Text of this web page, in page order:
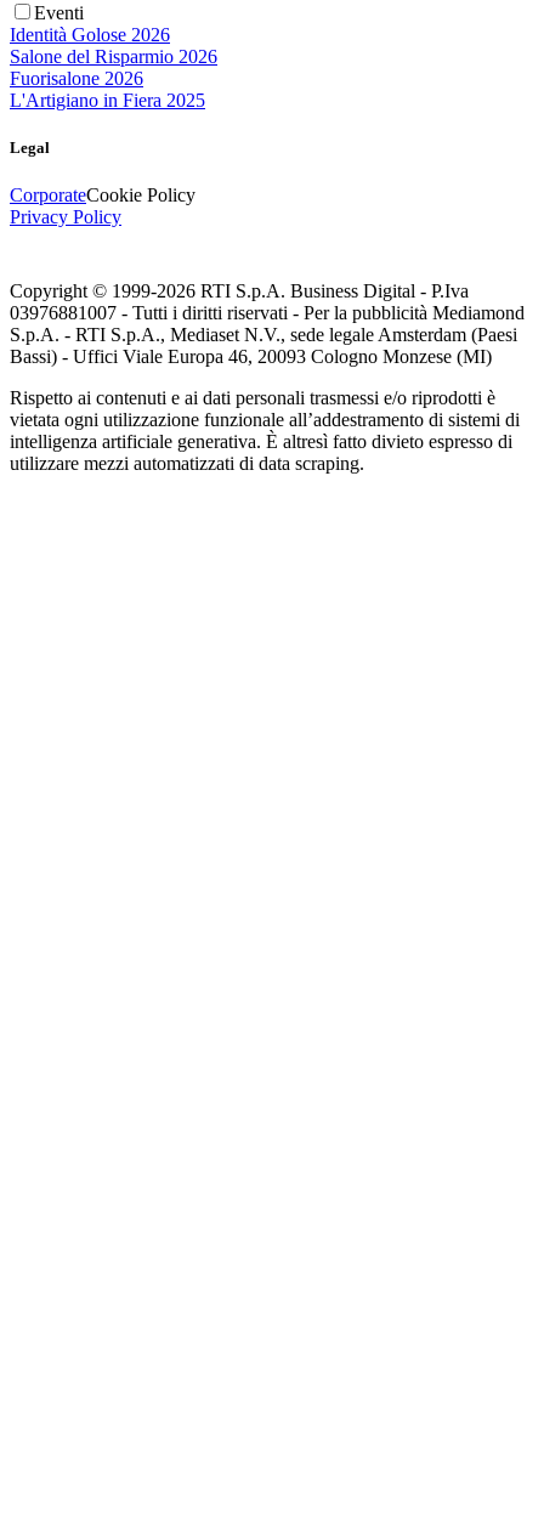
Eventi
Identità Golose 2026
Salone del Risparmio 2026
Fuorisalone 2026
L'Artigiano in Fiera 2025
Legal
CorporateCookie Policy
Privacy Policy
Copyright © 1999-2026 RTI S.p.A. Business Digital - P.Iva
03976881007 - Tutti i diritti riservati - Per la pubblicità Mediamond
S.p.A. - RTI S.p.A., Mediaset N.V., sede legale Amsterdam (Paesi
Bassi) - Uffici Viale Europa 46, 20093 Cologno Monzese (MI)
Rispetto ai contenuti e ai dati personali trasmessi e/o riprodotti è
vietata ogni utilizzazione funzionale all’addestramento di sistemi di
intelligenza artificiale generativa. È altresì fatto divieto espresso di
utilizzare mezzi automatizzati di data scraping.